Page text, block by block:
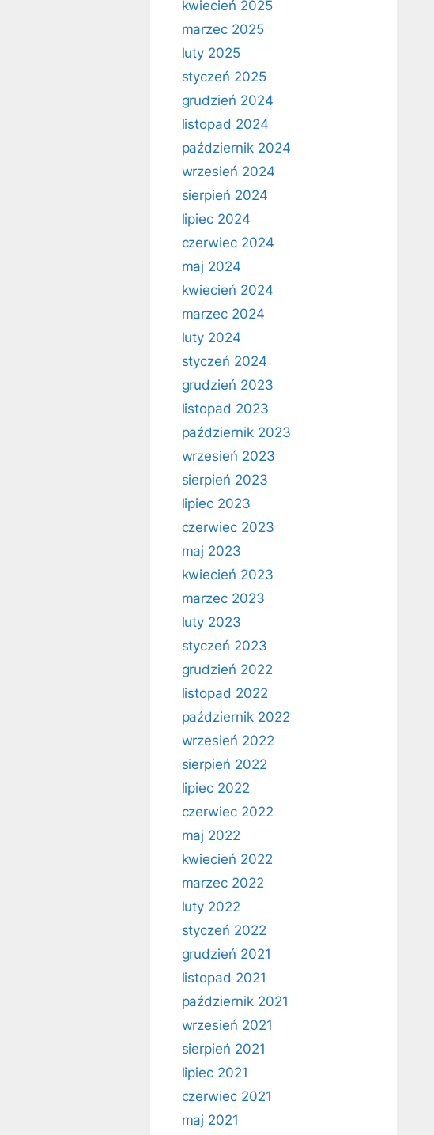
kwiecień 2025
marzec 2025
luty 2025
styczeń 2025
grudzień 2024
listopad 2024
październik 2024
wrzesień 2024
sierpień 2024
lipiec 2024
czerwiec 2024
maj 2024
kwiecień 2024
marzec 2024
luty 2024
styczeń 2024
grudzień 2023
listopad 2023
październik 2023
wrzesień 2023
sierpień 2023
lipiec 2023
czerwiec 2023
maj 2023
kwiecień 2023
marzec 2023
luty 2023
styczeń 2023
grudzień 2022
listopad 2022
październik 2022
wrzesień 2022
sierpień 2022
lipiec 2022
czerwiec 2022
maj 2022
kwiecień 2022
marzec 2022
luty 2022
styczeń 2022
grudzień 2021
listopad 2021
październik 2021
wrzesień 2021
sierpień 2021
lipiec 2021
czerwiec 2021
maj 2021